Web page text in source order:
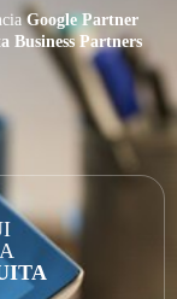
Google Partner
Business Partners